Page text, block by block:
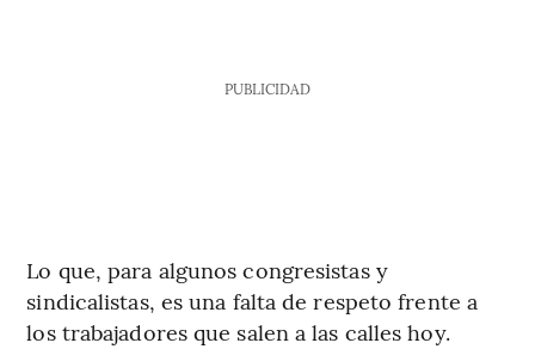
PUBLICIDAD
Lo que, para algunos congresistas y
sindicalistas, es una falta de respeto frente a
los trabajadores que salen a las calles hoy.